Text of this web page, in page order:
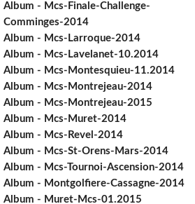
Album - Mcs-Finale-Challenge-
Comminges-2014
Album - Mcs-Larroque-2014
Album - Mcs-Lavelanet-10.2014
Album - Mcs-Montesquieu-11.2014
Album - Mcs-Montrejeau-2014
Album - Mcs-Montrejeau-2015
Album - Mcs-Muret-2014
Album - Mcs-Revel-2014
Album - Mcs-St-Orens-Mars-2014
Album - Mcs-Tournoi-Ascension-2014
Album - Montgolfiere-Cassagne-2014
Album - Muret-Mcs-01.2015